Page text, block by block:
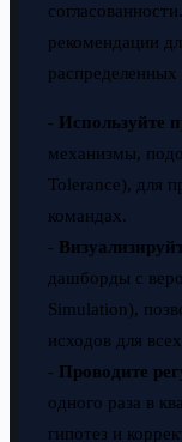
рекомендации
- Используйте
механизмы,
Tolerance), для
командах.
-
дашборды с
Simulation),
исходов для
- Проводите
одного раза в
гипотез и